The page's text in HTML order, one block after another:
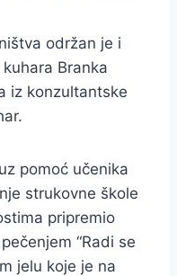
održan je i
Branka
iz konzultantske
pomoć učenika
strukovne škole
pripremio
“Radi se
jelu koje je na